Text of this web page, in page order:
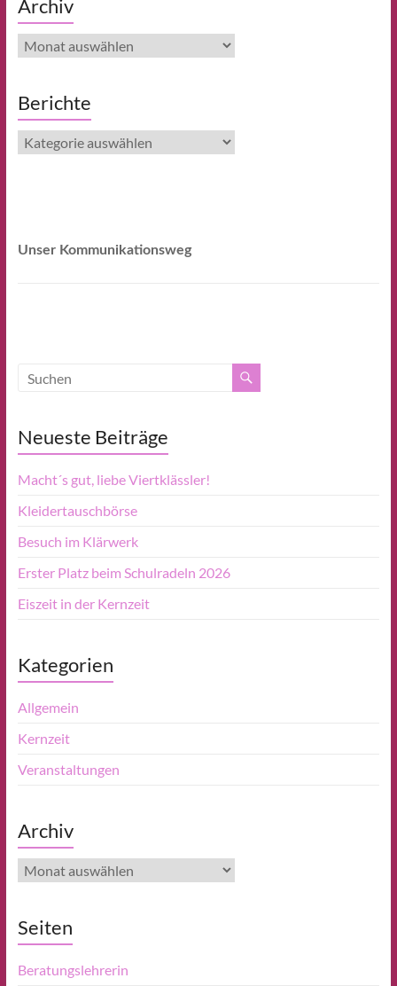
Archiv
Archiv
Berichte
Berichte
Unser Kommunikationsweg
Neueste Beiträge
Macht´s gut, liebe Viertklässler!
Kleidertauschbörse
Besuch im Klärwerk
Erster Platz beim Schulradeln 2026
Eiszeit in der Kernzeit
Kategorien
Allgemein
Kernzeit
Veranstaltungen
Archiv
Archiv
Seiten
Beratungslehrerin